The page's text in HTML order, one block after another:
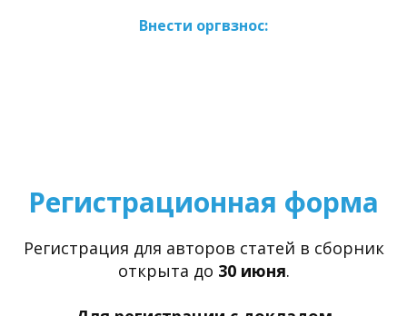
Внести оргвзнос:
Регистрационная форма
Регистрация для авторов статей в сборник
открыта до 30 июня.